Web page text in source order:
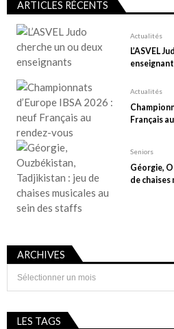
ARTICLES RÉCENTS
Actualités
L’ASVEL
Actualités
Français
Seniors
Géorgie,
de chaises
ARCHIVES
Archives
LES TAGS